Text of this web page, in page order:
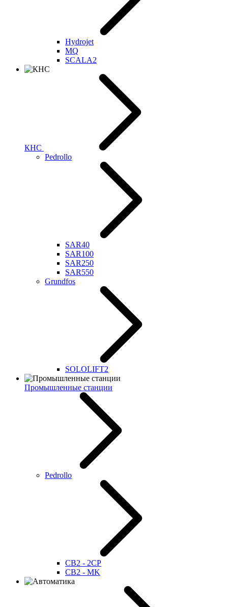
Hydrojet
MQ
SCALA2
КНС
Pedrollo
SAR40
SAR100
SAR250
SAR550
Grundfos
SOLOLIFT2
Промышленные станции
Pedrollo
CB2 - 2CP
CB2 - MK